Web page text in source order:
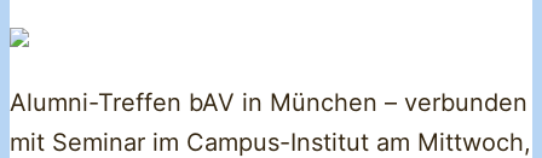
Alumni-Treffen bAV in München – verbunden
mit Seminar im Campus-Institut am Mittwoch,